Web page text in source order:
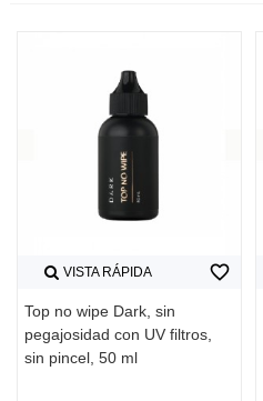
VISTA RÁPIDA
Top no wipe Dark, sin
pegajosidad con UV filtros,
sin pincel, 50 ml
favorite_border